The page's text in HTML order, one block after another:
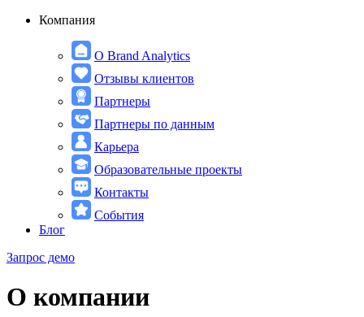
Компания
О Brand Analytics
Отзывы клиентов
Партнеры
Партнеры по данным
Карьера
Образовательные проекты
Контакты
События
Блог
Запрос демо
О компании